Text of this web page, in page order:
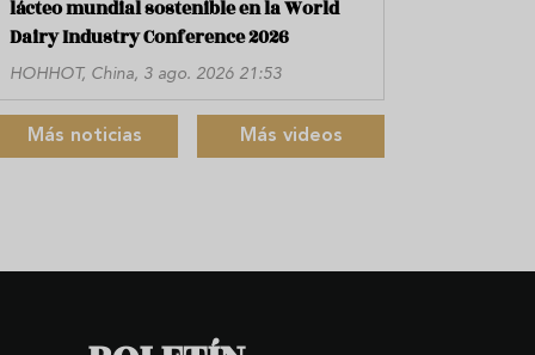
lácteo mundial sostenible en la World
Dairy Industry Conference 2026
HOHHOT, China, 3 ago. 2026 21:53
Más noticias Más videos